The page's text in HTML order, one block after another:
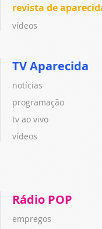
revista de
vídeos
TV Aparecida
notícias
programação
tv ao vivo
vídeos
Rádio POP
empregos